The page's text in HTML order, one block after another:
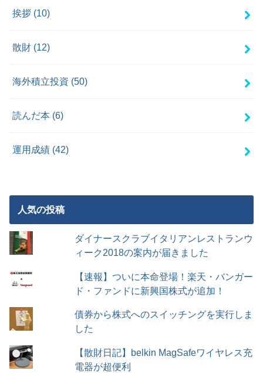
挨拶 (10)
散財 (12)
海外積立投資 (50)
読んだ本 (6)
運用成績 (42)
人気の投稿
ダイナースクラブイタリアンレストランウ
ィーク2018の案内が届きました
【速報】ついに本命登場！楽天・バンガー
ド・ファンドに新興国株式が追加！
債券から株式へのスイッチングを実行しま
した
【散財日記】belkin MagSafeワイヤレス充
電器が超便利